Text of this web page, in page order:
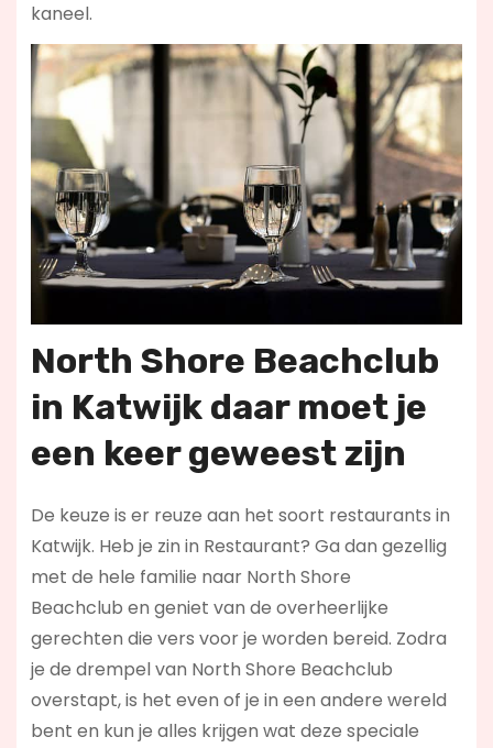
kaneel.
North Shore Beachclub
in Katwijk daar moet je
een keer geweest zijn
De keuze is er reuze aan het soort restaurants in
Katwijk. Heb je zin in Restaurant? Ga dan gezellig
met de hele familie naar North Shore
Beachclub en geniet van de overheerlijke
gerechten die vers voor je worden bereid. Zodra
je de drempel van North Shore Beachclub
overstapt, is het even of je in een andere wereld
bent en kun je alles krijgen wat deze speciale